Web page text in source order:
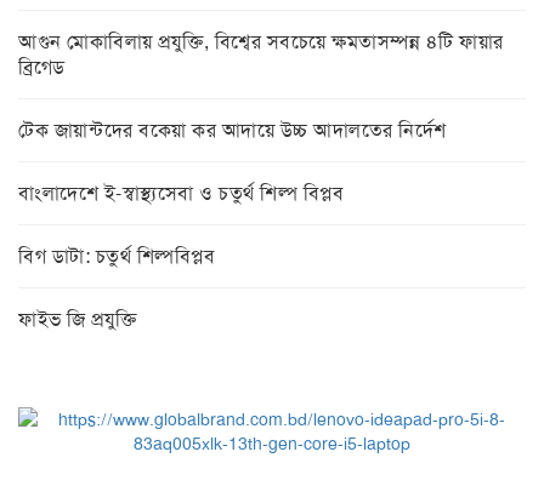
আগুন মোকাবিলায় প্রযুক্তি, বিশ্বের সবচেয়ে ক্ষমতাসম্পন্ন ৪টি ফায়ার
ব্রিগেড
টেক জায়ান্টদের বকেয়া কর আদায়ে উচ্চ আদালতের নির্দেশ
বাংলাদেশে ই-স্বাস্থ্যসেবা ও চতুর্থ শিল্প বিপ্লব
বিগ ডাটা: চতুর্থ শিল্পবিপ্লব
ফাইভ জি প্রযুক্তি